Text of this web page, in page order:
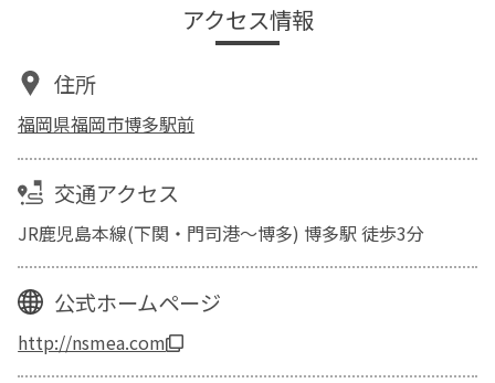
アクセス情報
住所
福岡県福岡市博多駅前
交通アクセス
JR鹿児島本線(下関・門司港～博多) 博多駅 徒歩3分
公式ホームページ
http://nsmea.com